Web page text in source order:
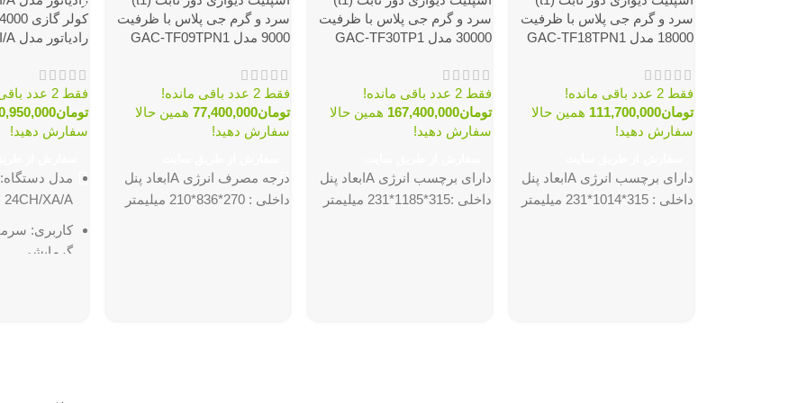
سرد و گرم جی پلاس با ظرفیت
18000 مدل GAC-TF18TPN1
فقط 2 عدد باقی مانده!
تومان111,700,000 همین حالا
سفارش دهید!
دارای برچسب انرژی Aابعاد پنل
داخلی : 315*1014*231 میلیمتر
سرد و گرم جی پلاس با ظرفیت
30000 مدل GAC-TF30TP1
فقط 2 عدد باقی مانده!
تومان167,400,000 همین حالا
سفارش دهید!
دارای برچسب انرژی Aابعاد پنل
داخلی :315*1185*231 میلیمتر
سرد و گرم جی پلاس با ظرفیت
9000 مدل GAC-TF09TPN1
فقط 2 عدد باقی مانده!
تومان77,400,000 همین حالا
سفارش دهید!
درجه مصرف انرژی Aابعاد پنل
داخلی : 270*836*210 میلیمتر
رادیاتور مدل IAC24-CH/XA-I/A
فقط 2 عدد باقی مانده!
تومان
سفارش دهید!
24CH/XA/A
کاربری:
گرمایشی